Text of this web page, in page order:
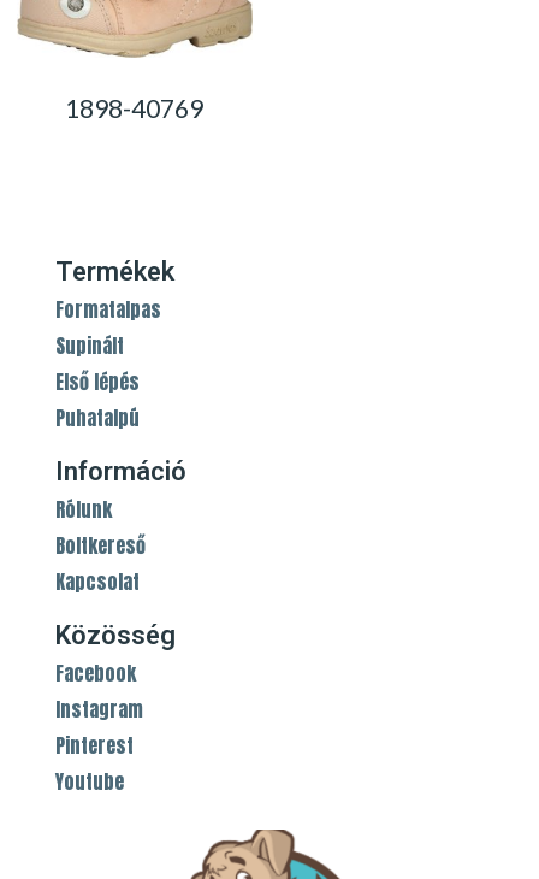
1898-40769
Termékek
Formatalpas
Supinált
Első lépés
Puhatalpú
Információ
Rólunk
Boltkereső
Kapcsolat
Közösség
Facebook
Instagram
Pinterest
Youtube